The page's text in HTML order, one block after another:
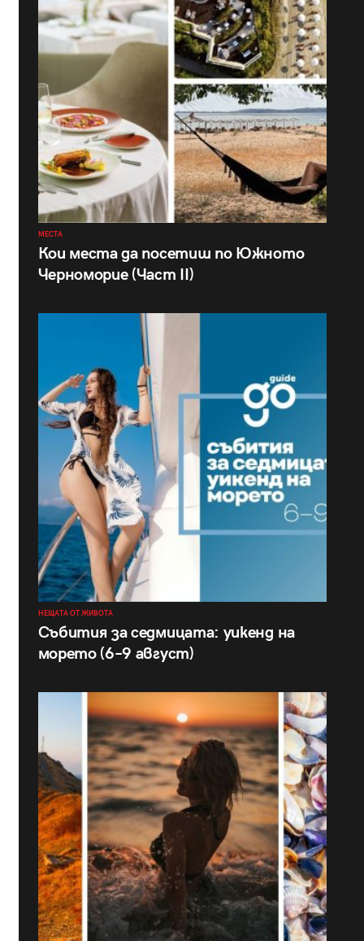
МЕСТА
Кои места да посетиш по Южното
Черноморие (Част II)
НЕЩАТА ОТ ЖИВОТА
Събития за седмицата: уикенд на
морето (6–9 август)